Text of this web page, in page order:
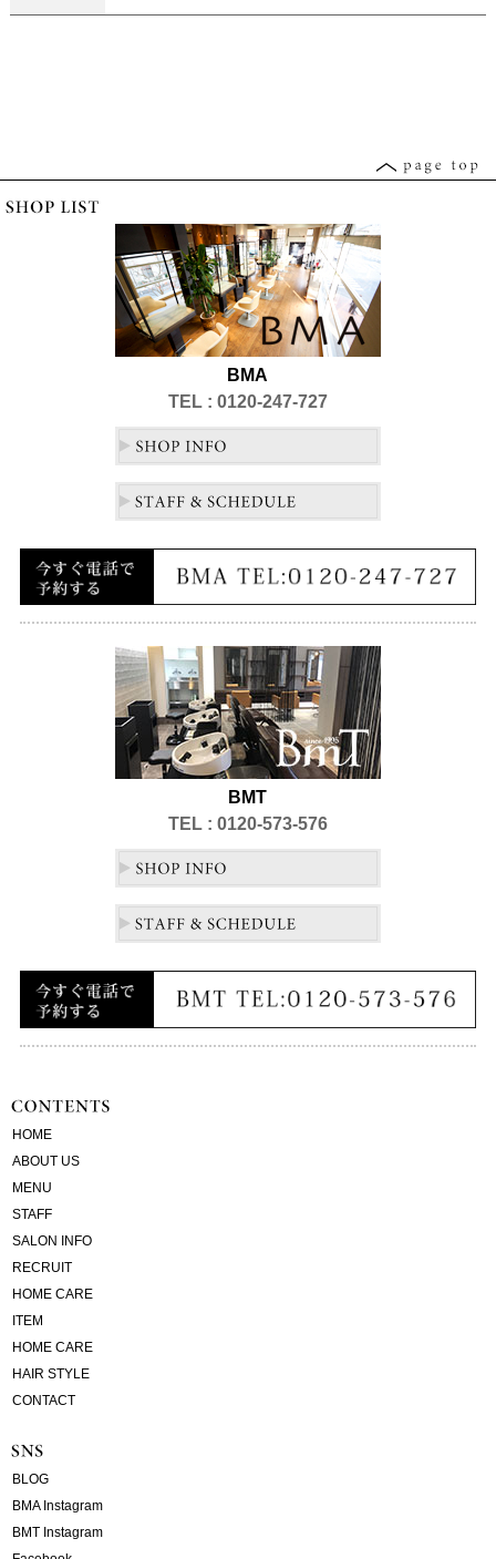
BMA
TEL : 0120-247-727
BMT
TEL : 0120-573-576
HOME
ABOUT US
MENU
STAFF
SALON INFO
RECRUIT
HOME CARE
ITEM
HOME CARE
HAIR STYLE
CONTACT
BLOG
BMA Instagram
BMT Instagram